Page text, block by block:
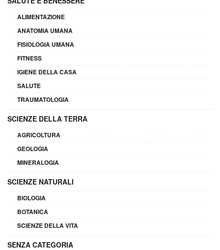
ALIMENTAZIONE
ANATOMIA UMANA
FISIOLOGIA UMANA
FITNESS
IGIENE DELLA CASA
SALUTE
TRAUMATOLOGIA
SCIENZE DELLA TERRA
AGRICOLTURA
GEOLOGIA
MINERALOGIA
SCIENZE NATURALI
BIOLOGIA
BOTANICA
SCIENZE DELLA VITA
SENZA CATEGORIA